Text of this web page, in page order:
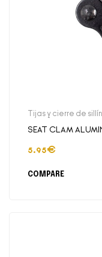
Tijas y cierre de sillín
SEAT CLAM
5.95€
COMPARE